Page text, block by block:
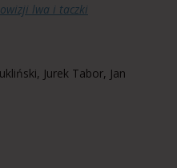
lwa i taczki
Jurek Tabor, Jan